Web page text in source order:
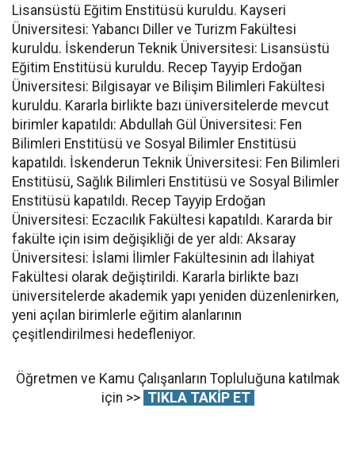
Lisansüstü Eğitim Enstitüsü kuruldu. Kayseri
Üniversitesi: Yabancı Diller ve Turizm Fakültesi
kuruldu. İskenderun Teknik Üniversitesi: Lisansüstü
Eğitim Enstitüsü kuruldu. Recep Tayyip Erdoğan
Üniversitesi: Bilgisayar ve Bilişim Bilimleri Fakültesi
kuruldu. Kararla birlikte bazı üniversitelerde mevcut
birimler kapatıldı: Abdullah Gül Üniversitesi: Fen
Bilimleri Enstitüsü ve Sosyal Bilimler Enstitüsü
kapatıldı. İskenderun Teknik Üniversitesi: Fen Bilimleri
Enstitüsü, Sağlık Bilimleri Enstitüsü ve Sosyal Bilimler
Enstitüsü kapatıldı. Recep Tayyip Erdoğan
Üniversitesi: Eczacılık Fakültesi kapatıldı. Kararda bir
fakülte için isim değişikliği de yer aldı: Aksaray
Üniversitesi: İslami İlimler Fakültesinin adı İlahiyat
Fakültesi olarak değiştirildi. Kararla birlikte bazı
üniversitelerde akademik yapı yeniden düzenlenirken,
yeni açılan birimlerle eğitim alanlarının
çeşitlendirilmesi hedefleniyor.
Öğretmen ve Kamu Çalışanların Topluluğuna katılmak
için >> TIKLA TAKİP ET